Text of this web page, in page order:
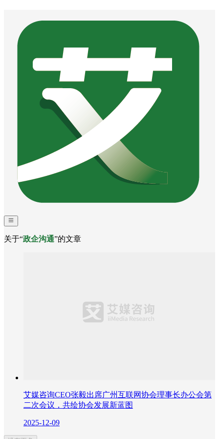
关于“政企沟通”的文章
艾媒咨询CEO张毅出席广州互联网协会理事长办公会第
二次会议，共绘协会发展新蓝图
2025-12-09